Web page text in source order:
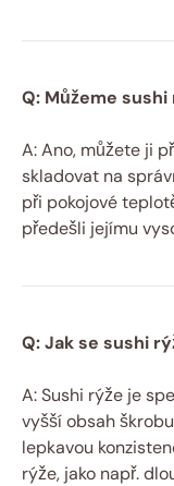
Q: Můžeme
A: Ano, můžete ji
skladovat na
při pokojové
předešli jejímu
Q: Jak se sushi
A: Sushi rýže je
vyšší obsah
lepkavou
rýže, jako např.